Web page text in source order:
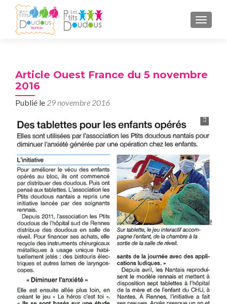
Article Ouest France du 5 novembre
2016
Publié le 29 novembre 2016